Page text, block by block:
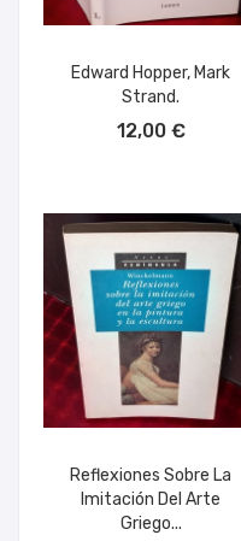
Edward Hopper, Mark
Strand.
12,00 €
Reflexiones Sobre La
Imitación Del Arte
Griego...